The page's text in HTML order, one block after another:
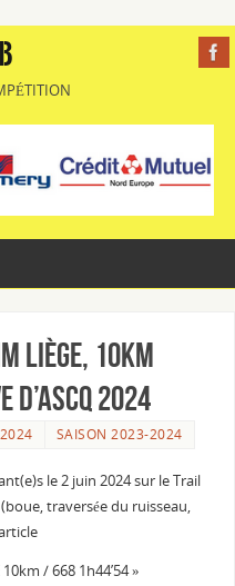
Liège, 10km
2024
SAISON 2023-2024
le 2 juin 2024 sur le Trail
(boue, traversée du ruisseau,
10km / 668 1h44’54 »